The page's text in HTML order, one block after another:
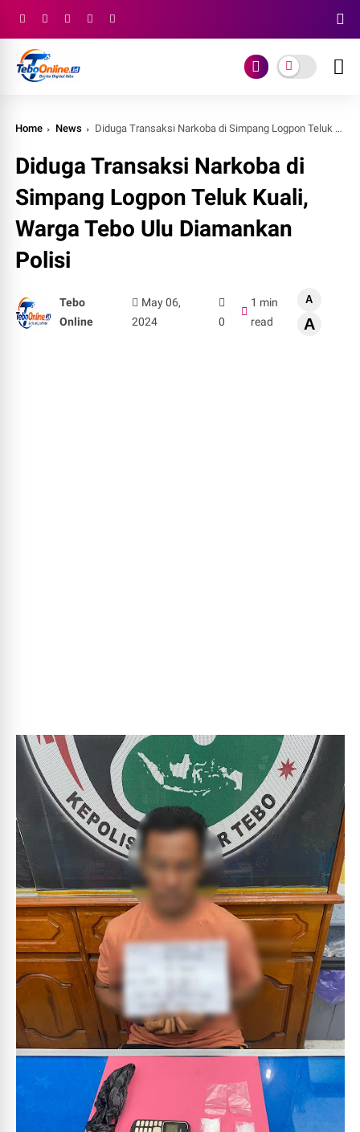
Home News Diduga Transaksi Narkoba di Simpang Logpon Teluk Kuali, Warga Tebo Ulu Diamankan Polisi
Diduga Transaksi Narkoba di
Simpang Logpon Teluk Kuali,
Warga Tebo Ulu Diamankan
Polisi
Tebo
Online
May 06,
2024
0
1 min
read
A
A